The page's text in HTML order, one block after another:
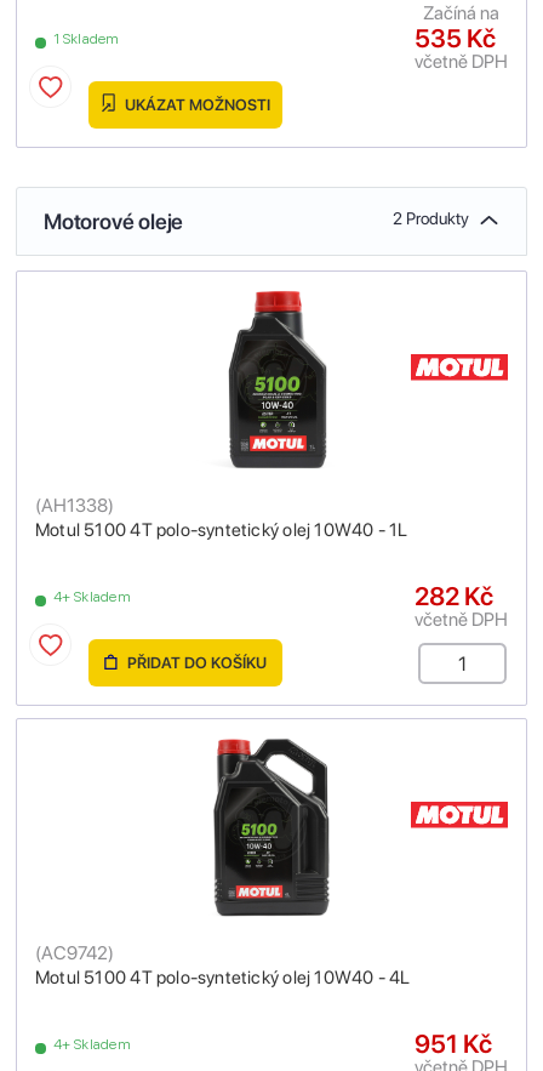
1 Skladem 535 Kč
včetně DPH
Začíná na
UKÁZAT MOŽNOSTI
Motorové oleje 2 Produkty
Motul 5100 4T polo-syntetický olej 10W40 - 1L
(AH1338)
4+ Skladem 282 Kč
včetně DPH
PŘIDAT DO KOŠÍKU
Motul 5100 4T polo-syntetický olej 10W40 - 4L
(AC9742)
4+ Skladem 951 Kč